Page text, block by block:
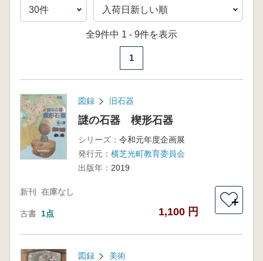
全9件中 1 - 9件を表示
1
図録 旧石器
謎の石器 楔形石器
シリーズ： 令和元年度企画展
発行元： 横芝光町教育委員会
出版年： 2019
新刊 在庫なし
古書 1点 1,100 円
＋
図録 美術